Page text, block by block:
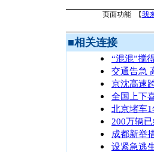
页面功能 【我
■相关连接
“混混”搅
交通告急
京沈高速
全国上下
北京堵车
200万辆
成都新举
设紧急逃